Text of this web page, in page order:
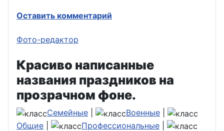
Оставить комментарий
Фото-редактор
Красиво написанные
названия праздников на
прозрачном фоне.
Семейные Военные
Общие
Профессиональные